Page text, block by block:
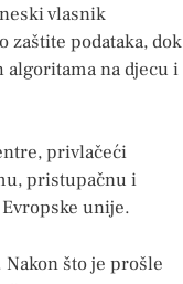
vlasnik
zaštite podataka, dok
na djecu i
privlačeći
pristupačnu i
unije.
što je prošle